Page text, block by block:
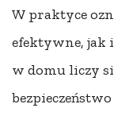
W praktyce
efektywne, jak
w domu liczy
bezpieczeństwo